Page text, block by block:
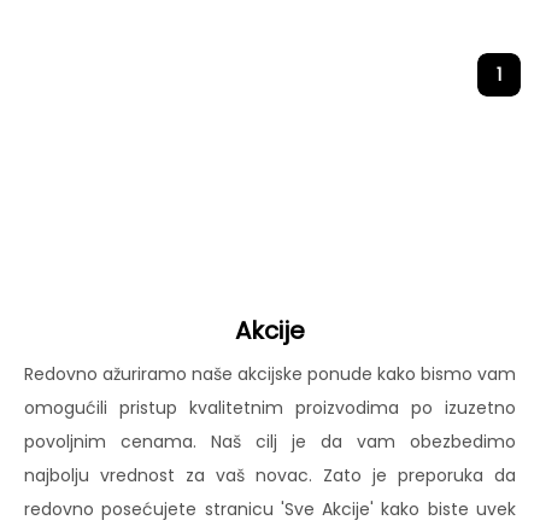
1
Akcije
Redovno ažuriramo naše akcijske ponude kako bismo vam
omogućili pristup kvalitetnim proizvodima po izuzetno
povoljnim cenama. Naš cilj je da vam obezbedimo
najbolju vrednost za vaš novac. Zato je preporuka da
redovno posećujete stranicu 'Sve Akcije' kako biste uvek